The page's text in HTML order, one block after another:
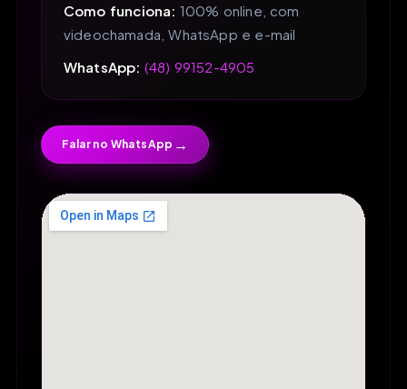
Como funciona: 100% online, com
videochamada, WhatsApp e e-mail
WhatsApp: (48) 99152-4905
Falar no WhatsApp →